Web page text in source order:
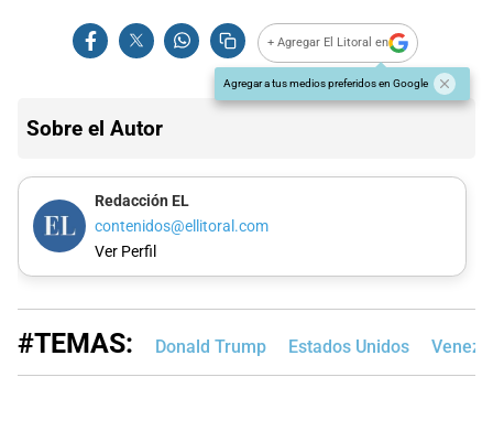
+ Agregar El Litoral en
Agregar a tus medios preferidos en Google
Sobre el Autor
Redacción EL
contenidos@ellitoral.com
Ver Perfil
#TEMAS: Donald Trump Estados Unidos